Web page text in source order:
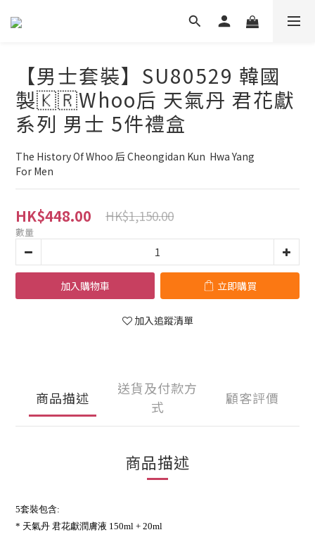
【男士套裝】SU80529 韓國
製🇰🇷Whoo后 天氣丹 君花獻
系列 男士 5件禮盒
The History Of Whoo 后 Cheongidan Kun  Hwa Yang
For Men
HK$448.00 HK$1,150.00
數量
加入購物車 立即購買
加入追蹤清單
商品描述
送貨及付款方
式
顧客評價
商品描述
5套裝包含:
* 天氣丹 君花獻潤膚液 150ml + 20ml